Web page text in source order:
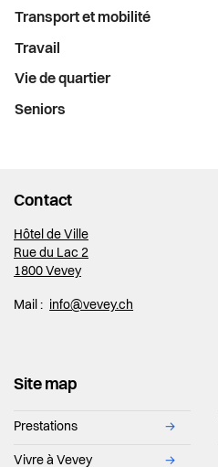
Transport et mobilité
Travail
Vie de quartier
Seniors
Contact
Hôtel de Ville
Rue du Lac 2
1800 Vevey
Mail : info@vevey.ch
Site map
Prestations →
Vivre à Vevey →